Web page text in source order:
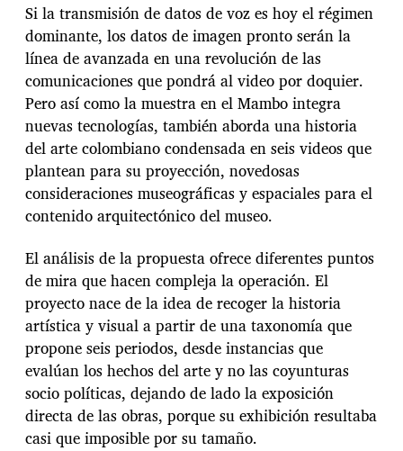
Si la transmisión de datos de voz es hoy el régimen
dominante, los datos de imagen pronto serán la
línea de avanzada en una revolución de las
comunicaciones que pondrá al video por doquier.
Pero así como la muestra en el Mambo integra
nuevas tecnologías, también aborda una historia
del arte colombiano condensada en seis videos que
plantean para su proyección, novedosas
consideraciones museográficas y espaciales para el
contenido arquitectónico del museo.
El análisis de la propuesta ofrece diferentes puntos
de mira que hacen compleja la operación. El
proyecto nace de la idea de recoger la historia
artística y visual a partir de una taxonomía que
propone seis periodos, desde instancias que
evalúan los hechos del arte y no las coyunturas
socio políticas, dejando de lado la exposición
directa de las obras, porque su exhibición resultaba
casi que imposible por su tamaño.